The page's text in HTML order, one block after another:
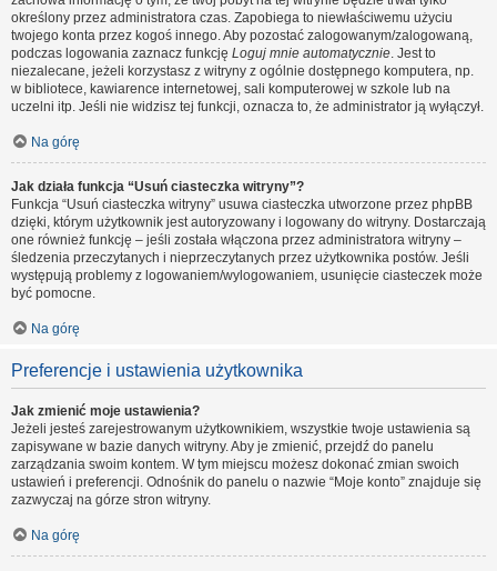
określony przez administratora czas. Zapobiega to niewłaściwemu użyciu
twojego konta przez kogoś innego. Aby pozostać zalogowanym/zalogowaną,
podczas logowania zaznacz funkcję Loguj mnie automatycznie. Jest to
niezalecane, jeżeli korzystasz z witryny z ogólnie dostępnego komputera, np.
w bibliotece, kawiarence internetowej, sali komputerowej w szkole lub na
uczelni itp. Jeśli nie widzisz tej funkcji, oznacza to, że administrator ją wyłączył.
Na górę
Jak działa funkcja “Usuń ciasteczka witryny”?
Funkcja “Usuń ciasteczka witryny” usuwa ciasteczka utworzone przez phpBB
dzięki, którym użytkownik jest autoryzowany i logowany do witryny. Dostarczają
one również funkcję – jeśli została włączona przez administratora witryny –
śledzenia przeczytanych i nieprzeczytanych przez użytkownika postów. Jeśli
występują problemy z logowaniem/wylogowaniem, usunięcie ciasteczek może
być pomocne.
Na górę
Preferencje i ustawienia użytkownika
Jak zmienić moje ustawienia?
Jeżeli jesteś zarejestrowanym użytkownikiem, wszystkie twoje ustawienia są
zapisywane w bazie danych witryny. Aby je zmienić, przejdź do panelu
zarządzania swoim kontem. W tym miejscu możesz dokonać zmian swoich
ustawień i preferencji. Odnośnik do panelu o nazwie “Moje konto” znajduje się
zazwyczaj na górze stron witryny.
Na górę